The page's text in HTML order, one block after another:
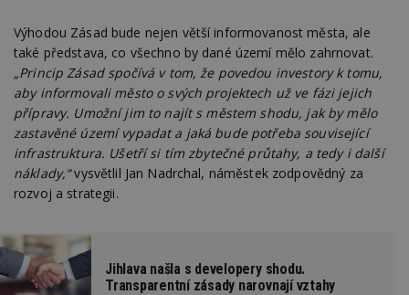
Výhodou Zásad bude nejen větší informovanost města, ale
také představa, co všechno by dané území mělo zahrnovat.
„Princip Zásad spočívá v tom, že povedou investory k tomu,
aby informovali město o svých projektech už ve fázi jejich
přípravy. Umožní jim to najít s městem shodu, jak by mělo
zastavěné území vypadat a jaká bude potřeba související
infrastruktura. Ušetří si tím zbytečné průtahy, a tedy i další
náklady,“vysvětlil Jan Nadrchal, náměstek zodpovědný za
rozvoj a strategii.
Jihlava našla s developery shodu.
Transparentní zásady narovnají vztahy